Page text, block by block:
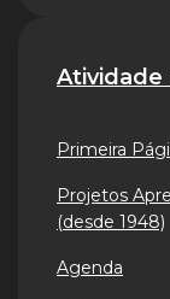
Atividade
Primeira
Projetos
(desde 1948)
Agenda